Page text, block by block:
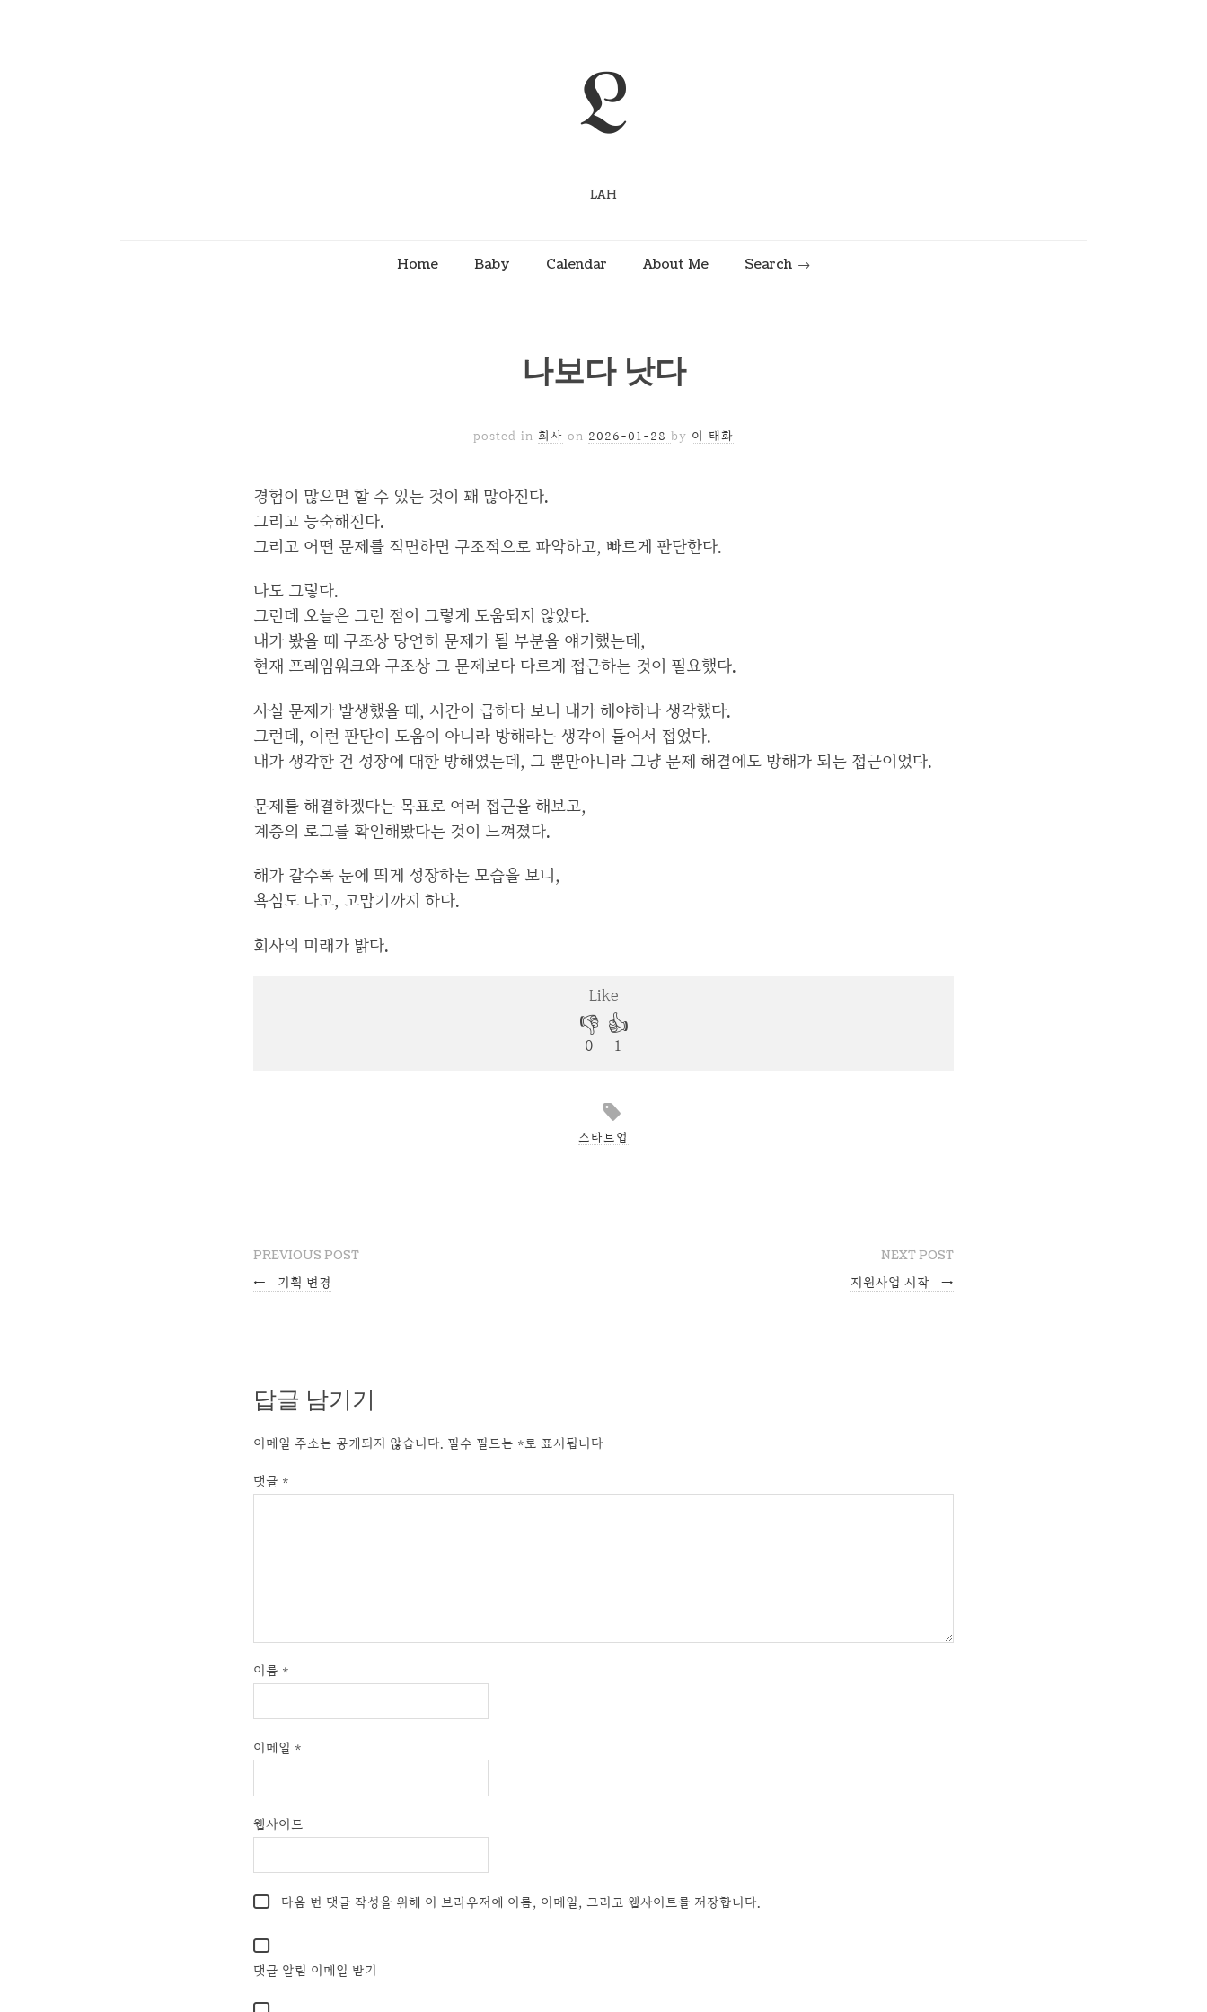
L
LAH
Home Baby Calendar About Me Search
나보다 낫다
posted in 회사 on 2026-01-28 by 이 태화
경험이 많으면 할 수 있는 것이 꽤 많아진다.
그리고 능숙해진다.
그리고 어떤 문제를 직면하면 구조적으로 파악하고, 빠르게 판단한다.
나도 그렇다.
그런데 오늘은 그런 점이 그렇게 도움되지 않았다.
내가 봤을 때 구조상 당연히 문제가 될 부분을 얘기했는데,
현재 프레임워크와 구조상 그 문제보다 다르게 접근하는 것이 필요했다.
사실 문제가 발생했을 때, 시간이 급하다 보니 내가 해야하나 생각했다.
그런데, 이런 판단이 도움이 아니라 방해라는 생각이 들어서 접었다.
내가 생각한 건 성장에 대한 방해였는데, 그 뿐만아니라 그냥 문제 해결에도 방해가 되는 접근이었다.
문제를 해결하겠다는 목표로 여러 접근을 해보고,
계층의 로그를 확인해봤다는 것이 느껴졌다.
해가 갈수록 눈에 띄게 성장하는 모습을 보니,
욕심도 나고, 고맙기까지 하다.
회사의 미래가 밝다.
스타트업
PREVIOUS POST
← 기획 변경
NEXT POST
지원사업 시작 →
답글 남기기
이메일 주소는 공개되지 않습니다. 필수 필드는 *로 표시됩니다
댓글 *
이름 *
이메일 *
웹사이트
다음 번 댓글 작성을 위해 이 브라우저에 이름, 이메일, 그리고 웹사이트를 저장합니다.
댓글 알림 이메일 받기